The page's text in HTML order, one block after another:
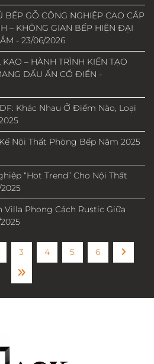
BẾP GỖ CÔNG NGHIỆP CAO CẤP
– KHÔNG GIAN BẾP HIỆN ĐẠI
- 23/06/2026
– HÀNH TRÌNH KIẾN TẠO
DẤU ẤN CỔ ĐIỂN -
Khác Nhau Ở Điểm Nào, Loại
Nội Thất Phòng Bếp Năm 2025
“Hot Trend” Cho Nội Thất
Villa Phong Cách Rustic Giữa
3 4 5 6